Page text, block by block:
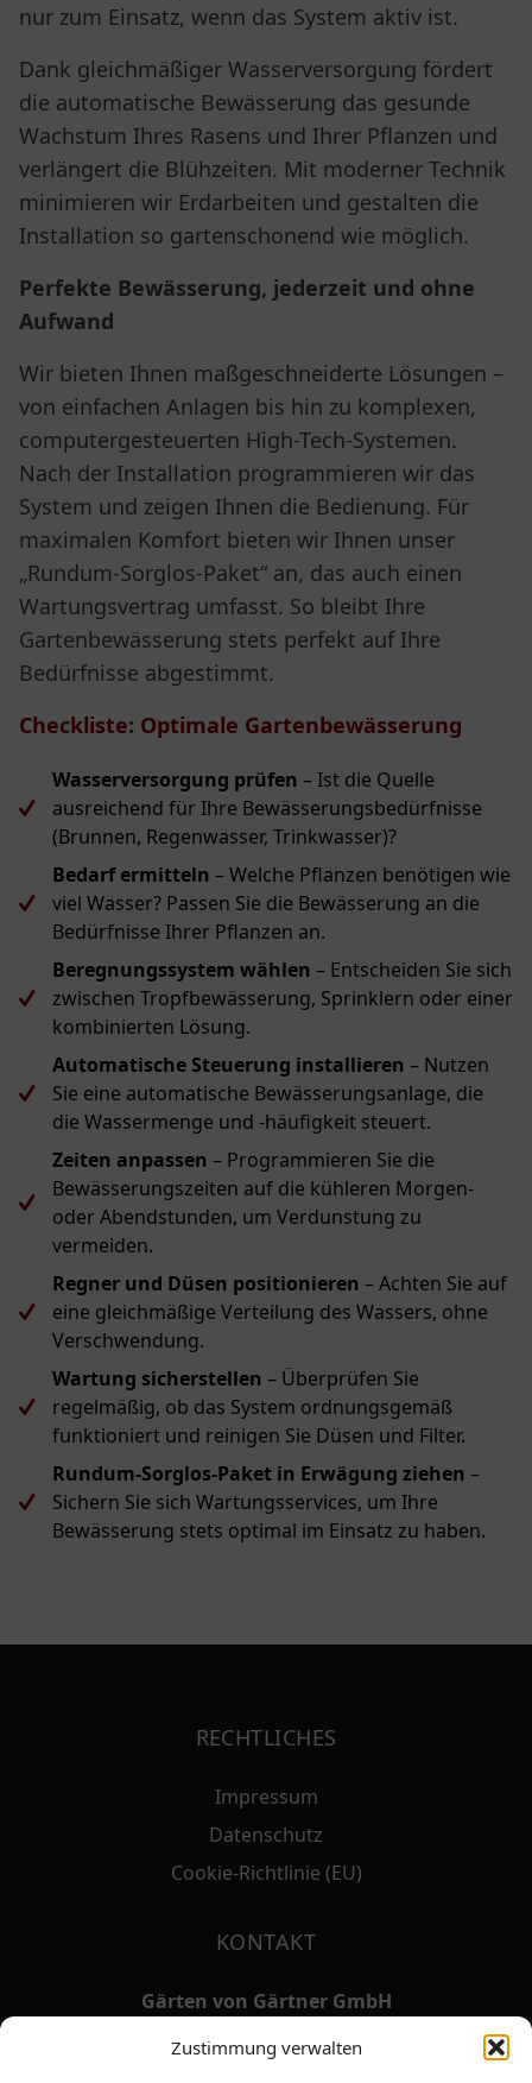
Zustimmung verwalten
nur zum Einsatz, wenn das System aktiv ist.
Dank gleichmäßiger Wasserversorgung fördert
die automatische Bewässerung das gesunde
Wachstum Ihres Rasens und Ihrer Pflanzen und
verlängert die Blühzeiten. Mit moderner Technik
minimieren wir Erdarbeiten und gestalten die
Installation so gartenschonend wie möglich.
Perfekte Bewässerung, jederzeit und ohne
Aufwand
Wir bieten Ihnen maßgeschneiderte Lösungen –
von einfachen Anlagen bis hin zu komplexen,
computergesteuerten High-Tech-Systemen.
Nach der Installation programmieren wir das
System und zeigen Ihnen die Bedienung. Für
maximalen Komfort bieten wir Ihnen unser
„Rundum-Sorglos-Paket“ an, das auch einen
Wartungsvertrag umfasst. So bleibt Ihre
Gartenbewässerung stets perfekt auf Ihre
Bedürfnisse abgestimmt.
Checkliste: Optimale Gartenbewässerung
Wasserversorgung prüfen – Ist die Quelle
ausreichend für Ihre Bewässerungsbedürfnisse
(Brunnen, Regenwasser, Trinkwasser)?
Bedarf ermitteln – Welche Pflanzen benötigen wie
viel Wasser? Passen Sie die Bewässerung an die
Bedürfnisse Ihrer Pflanzen an.
Beregnungssystem wählen – Entscheiden Sie sich
zwischen Tropfbewässerung, Sprinklern oder einer
kombinierten Lösung.
Automatische Steuerung installieren – Nutzen
Sie eine automatische Bewässerungsanlage, die
die Wassermenge und -häufigkeit steuert.
Zeiten anpassen – Programmieren Sie die
Bewässerungszeiten auf die kühleren Morgen-
oder Abendstunden, um Verdunstung zu
vermeiden.
Regner und Düsen positionieren – Achten Sie auf
eine gleichmäßige Verteilung des Wassers, ohne
Verschwendung.
Wartung sicherstellen – Überprüfen Sie
regelmäßig, ob das System ordnungsgemäß
funktioniert und reinigen Sie Düsen und Filter.
Rundum-Sorglos-Paket in Erwägung ziehen –
Sichern Sie sich Wartungsservices, um Ihre
Bewässerung stets optimal im Einsatz zu haben.
RECHTLICHES
Impressum
Datenschutz
Cookie-Richtlinie (EU)
KONTAKT
Gärten von Gärtner GmbH